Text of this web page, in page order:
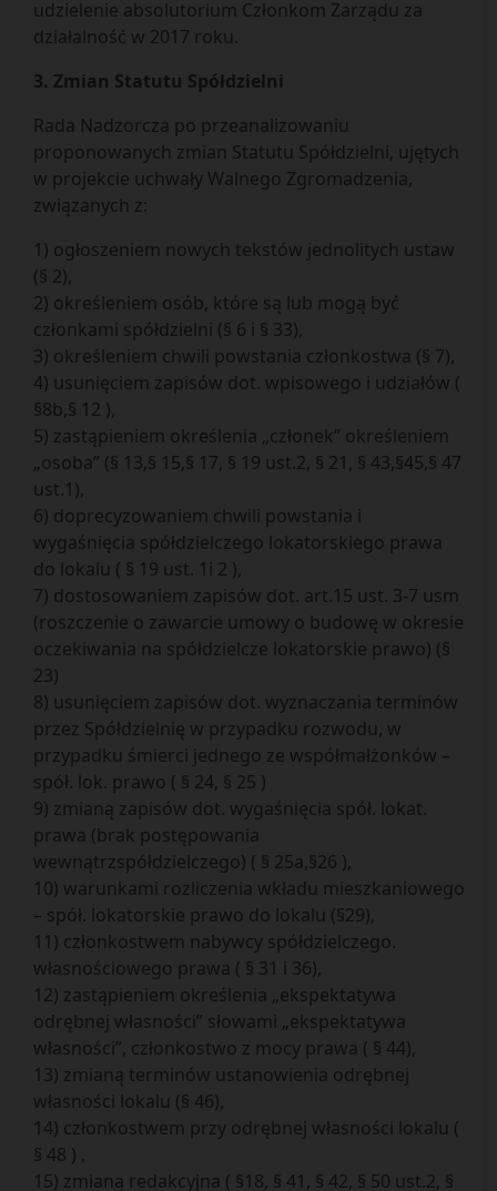
udzielenie absolutorium Członkom Zarządu za
działalność w 2017 roku.
3. Zmian Statutu Spółdzielni
Rada Nadzorcza po przeanalizowaniu
proponowanych zmian Statutu Spółdzielni, ujętych
w projekcie uchwały Walnego Zgromadzenia,
związanych z:
1) ogłoszeniem nowych tekstów jednolitych ustaw
(§ 2),
2) określeniem osób, które są lub mogą być
członkami spółdzielni (§ 6 i § 33),
3) określeniem chwili powstania członkostwa (§ 7),
4) usunięciem zapisów dot. wpisowego i udziałów (
§8b,§ 12 ),
5) zastąpieniem określenia „członek” określeniem
„osoba” (§ 13,§ 15,§ 17, § 19 ust.2, § 21, § 43,§45,§ 47
ust.1),
6) doprecyzowaniem chwili powstania i
wygaśnięcia spółdzielczego lokatorskiego prawa
do lokalu ( § 19 ust. 1i 2 ),
7) dostosowaniem zapisów dot. art.15 ust. 3-7 usm
(roszczenie o zawarcie umowy o budowę w okresie
oczekiwania na spółdzielcze lokatorskie prawo) (§
23)
8) usunięciem zapisów dot. wyznaczania terminów
przez Spółdzielnię w przypadku rozwodu, w
przypadku śmierci jednego ze współmałżonków –
spół. lok. prawo ( § 24, § 25 )
9) zmianą zapisów dot. wygaśnięcia spół. lokat.
prawa (brak postępowania
wewnątrzspółdzielczego) ( § 25a,§26 ),
10) warunkami rozliczenia wkładu mieszkaniowego
– spół. lokatorskie prawo do lokalu (§29),
11) członkostwem nabywcy spółdzielczego.
własnościowego prawa ( § 31 i 36),
12) zastąpieniem określenia „ekspektatywa
odrębnej własności” słowami „ekspektatywa
własności”, członkostwo z mocy prawa ( § 44),
13) zmianą terminów ustanowienia odrębnej
własności lokalu (§ 46),
14) członkostwem przy odrębnej własności lokalu (
§ 48 ) ,
15) zmianą redakcyjna ( §18, § 41, § 42, § 50 ust.2, §